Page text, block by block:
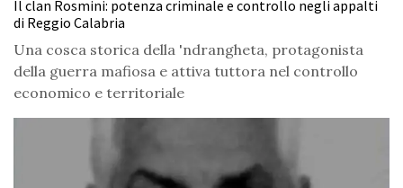
Il clan Rosmini: potenza criminale e controllo negli appalti
di Reggio Calabria
Una cosca storica della 'ndrangheta, protagonista
della guerra mafiosa e attiva tuttora nel controllo
economico e territoriale